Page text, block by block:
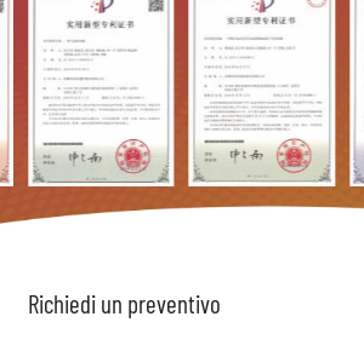
Richiedi un preventivo